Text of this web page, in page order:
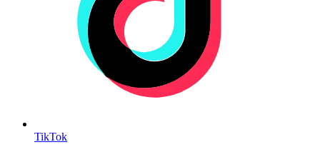
TikTok